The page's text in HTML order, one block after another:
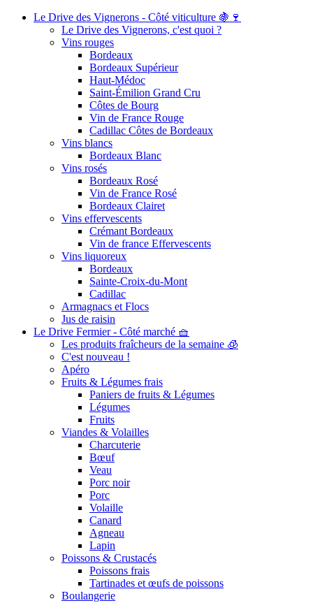
Le Drive des Vignerons - Côté viticulture 🍇🍷
Le Drive des Vignerons, c'est quoi ?
Vins rouges
Bordeaux
Bordeaux Supérieur
Haut-Médoc
Saint-Émilion Grand Cru
Côtes de Bourg
Vin de France Rouge
Cadillac Côtes de Bordeaux
Vins blancs
Bordeaux Blanc
Vins rosés
Bordeaux Rosé
Vin de France Rosé
Bordeaux Clairet
Vins effervescents
Crémant Bordeaux
Vin de france Effervescents
Vins liquoreux
Bordeaux
Sainte-Croix-du-Mont
Cadillac
Armagnacs et Flocs
Jus de raisin
Le Drive Fermier - Côté marché 🧺
Les produits fraîcheurs de la semaine 🧊
C'est nouveau !
Apéro
Fruits & Légumes frais
Paniers de fruits & Légumes
Légumes
Fruits
Viandes & Volailles
Charcuterie
Bœuf
Veau
Porc noir
Porc
Volaille
Canard
Agneau
Lapin
Poissons & Crustacés
Poissons frais
Tartinades et œufs de poissons
Boulangerie